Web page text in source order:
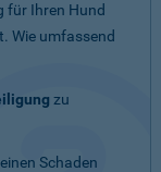
für Ihren Hund
Wie umfassend
zu
Schaden